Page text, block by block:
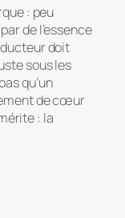
: peu
de l’essence
doit
sous les
qu’un
de cœur
: la